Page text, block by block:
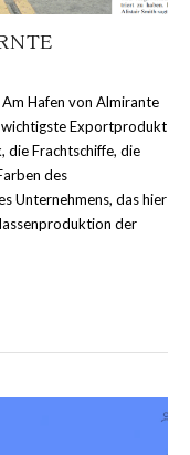
Hafen von Almirante
wichtigste Exportprodukt
die Frachtschiffe, die
des
Unternehmens, das hier
der